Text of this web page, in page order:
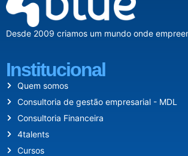
Desde 2009 criamos um mundo onde
Institucional
Quem somos
Consultoria de gestão empresarial - MDL
Consultoria Financeira
4talents
Cursos